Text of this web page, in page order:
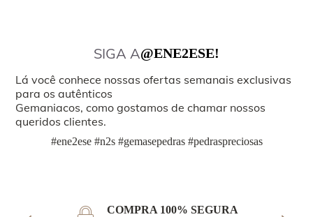
SIGA A@ENE2ESE!
Lá você conhece nossas ofertas semanais exclusivas
para os autênticos
Gemaniacos, como gostamos de chamar nossos
queridos clientes.
#ene2ese #n2s #gemasepedras #pedraspreciosas
COMPRA 100% SEGURA